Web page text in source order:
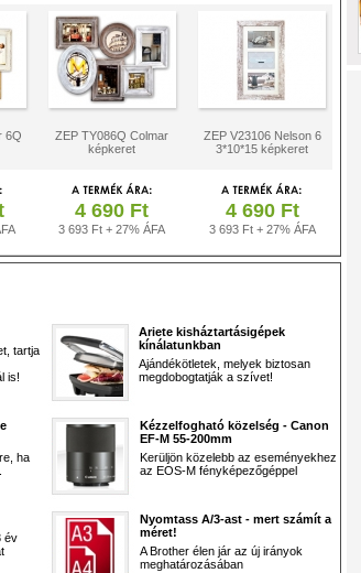
6Q
ZEP TY086Q Colmar
képkeret
ZEP V23106 Nelson 6
3*10*15 képkeret
4 690 Ft
3 693 Ft + 27% ÁFA
4 690 Ft
3 693 Ft + 27% ÁFA
tartja
is!
Ariete kisháztartásigépek
kínálatunkban
Ajándékötletek, melyek biztosan
megdobogtatják a szívet!
ha
Kézzelfogható közelség - Canon
EF-M 55-200mm
Kerüljön közelebb az eseményekhez
az EOS-M fényképezőgéppel
év
Nyomtass A/3-ast - mert számít a
méret!
A Brother élen jár az új irányok
meghatározásában